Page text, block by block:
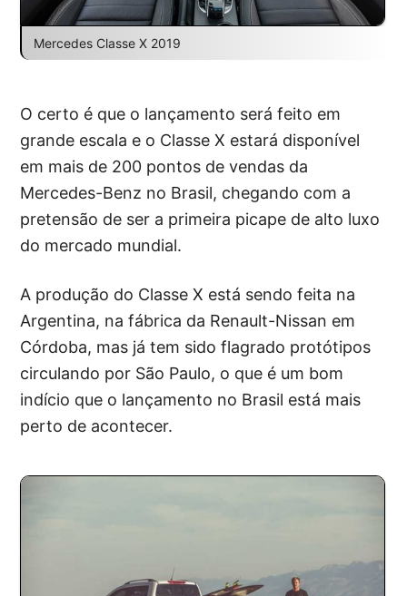
Mercedes Classe X 2019
O certo é que o lançamento será feito em
grande escala e o Classe X estará disponível
em mais de 200 pontos de vendas da
Mercedes-Benz no Brasil, chegando com a
pretensão de ser a primeira picape de alto luxo
do mercado mundial.
A produção do Classe X está sendo feita na
Argentina, na fábrica da Renault-Nissan em
Córdoba, mas já tem sido flagrado protótipos
circulando por São Paulo, o que é um bom
indício que o lançamento no Brasil está mais
perto de acontecer.